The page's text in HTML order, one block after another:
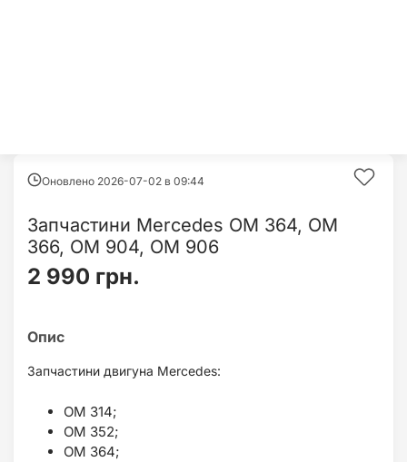
Оновлено 2026-07-02 в 09:44
Запчастини Mercedes OM 364, OM
366, OM 904, OM 906
2 990 грн.
Запчастини двигуна Mercedes:
OM 314;
OM 352;
OM 364;